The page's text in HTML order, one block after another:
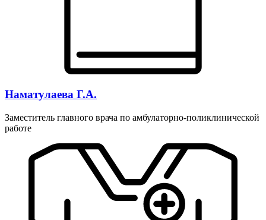
Наматулаева Г.А.
Заместитель главного врача по амбулаторно-поликлинической
работе